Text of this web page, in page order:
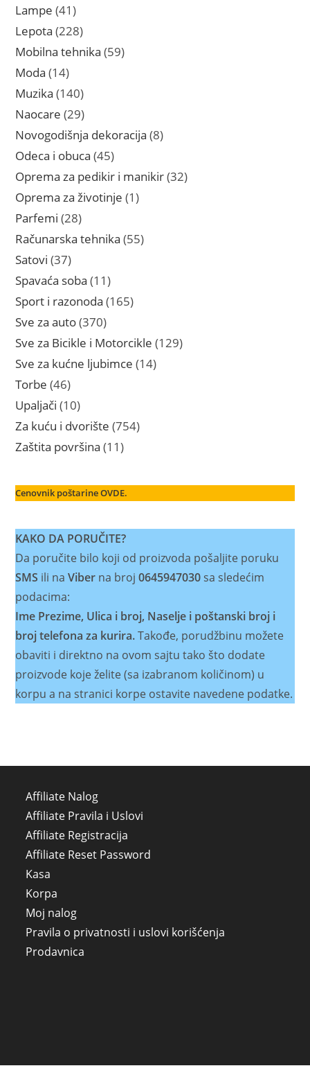
Lampe 4141
proizvod
Lepota 228228
proizvoda
Mobilna tehnika 5959
Moda 1414
proizvoda
Muzika 140140
proizvoda
Naocare 2929
proizvoda
Novogodišnja dekoracija 88
Odeca i obuca 4545
proizvoda
Oprema za pedikir i manikir 3232
Oprema za životinje 11
Parfemi 2828
proizvoda
Računarska tehnika 5555
Satovi 3737
proizvoda
Spavaća soba 1111
proizvoda
Sport i razonoda 165165
Sve za auto 370370
proizvoda
Sve za Bicikle i Motorcikle 129129
Sve za kućne ljubimce 1414
Torbe 4646
proizvoda
Upaljači 1010
proizvoda
Za kuću i dvorište 754754
Zaštita površina 1111
Cenovnik poštarine OVDE.
KAKO DA PORUČITE?
Da poručite bilo koji od proizvoda pošaljite poruku
SMS ili naViber na broj0645947030sa sledećim
podacima:
Ime Prezime, Ulica i broj, Naselje i poštanski broj i
broj telefona za kurira.Takođe, porudžbinu možete
obaviti i direktno na ovom sajtu tako što dodate
proizvode koje želite (sa izabranom količinom) u
korpu a na stranici korpe ostavite navedene podatke.
Affiliate Nalog
Affiliate Pravila i Uslovi
Affiliate Registracija
Affiliate Reset Password
Kasa
Korpa
Moj nalog
Pravila o privatnosti i uslovi korišćenja
Prodavnica